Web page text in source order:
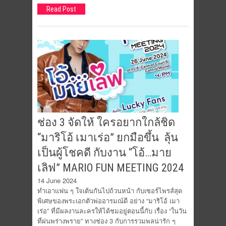
Read Post
ช่อง 3 จัดให้ ใครอยากใกล้ชิด
“มาริโอ้ เมาเร่อ” ยกมือขึ้น ลุ้น
เป็นผู้โชคดี กับงาน “โอ้…มาย
เลิฟ” MARIO FUN MEETING 2024
14 June 2024
ทำเอาแฟน ๆ ใจเต้นกันไปถ้วนหน้า กับเซอร์ไพรส์สุด
พิเศษของพระเอกตัวพ่ออารมณ์ดี อย่าง “มาริโอ้ เมา
เร่อ” ที่มีผลงานละครให้ได้ชมอยู่ตอนนี้กับ เรื่อง “ในวัน
ที่ฝนพร่างพราย” ทางช่อง 3 กับการรวมพลน่ารัก ๆ